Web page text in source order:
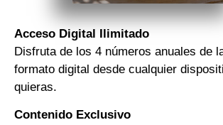
Acceso Digital Ilimitado
Disfruta de los 4 números anuales de
formato digital desde cualquier
quieras.
Contenido Exclusivo